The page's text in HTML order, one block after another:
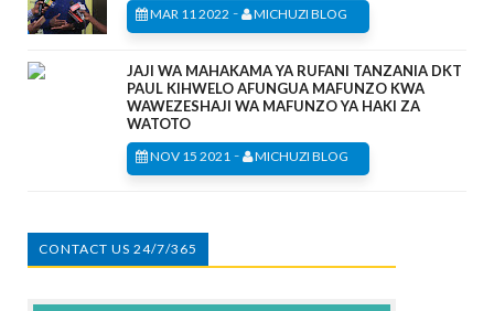
MAR 11 2022 - MICHUZI BLOG
JAJI WA MAHAKAMA YA RUFANI TANZANIA DKT
PAUL KIHWELO AFUNGUA MAFUNZO KWA
WAWEZESHAJI WA MAFUNZO YA HAKI ZA
WATOTO
NOV 15 2021 - MICHUZI BLOG
CONTACT US 24/7/365